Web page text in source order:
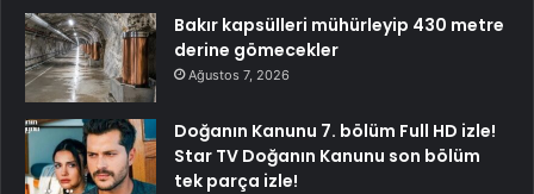
Bakır kapsülleri mühürleyip 430 metre
derine gömecekler
Ağustos 7, 2026
Doğanın Kanunu 7. bölüm Full HD izle!
Star TV Doğanın Kanunu son bölüm
tek parça izle!